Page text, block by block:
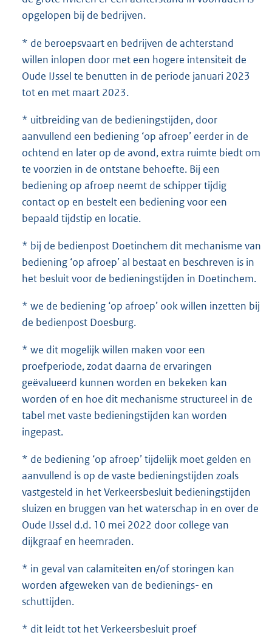
opgelopen bij de bedrijven.
* de beroepsvaart en bedrijven de achterstand
willen inlopen door met een hogere intensiteit de
Oude IJssel te benutten in de periode januari 2023
tot en met maart 2023.
* uitbreiding van de bedieningstijden, door
aanvullend een bediening ‘op afroep’ eerder in de
ochtend en later op de avond, extra ruimte biedt om
te voorzien in de ontstane behoefte. Bij een
bediening op afroep neemt de schipper tijdig
contact op en bestelt een bediening voor een
bepaald tijdstip en locatie.
* bij de bedienpost Doetinchem dit mechanisme van
bediening ‘op afroep’ al bestaat en beschreven is in
het besluit voor de bedieningstijden in Doetinchem.
* we de bediening ‘op afroep’ ook willen inzetten bij
de bedienpost Doesburg.
* we dit mogelijk willen maken voor een
proefperiode, zodat daarna de ervaringen
geëvalueerd kunnen worden en bekeken kan
worden of en hoe dit mechanisme structureel in de
tabel met vaste bedieningstijden kan worden
ingepast.
* de bediening ‘op afroep’ tijdelijk moet gelden en
aanvullend is op de vaste bedieningstijden zoals
vastgesteld in het Verkeersbesluit bedieningstijden
sluizen en bruggen van het waterschap in en over de
Oude IJssel d.d. 10 mei 2022 door college van
dijkgraaf en heemraden.
* in geval van calamiteiten en/of storingen kan
worden afgeweken van de bedienings- en
schuttijden.
* dit leidt tot het Verkeersbesluit proef